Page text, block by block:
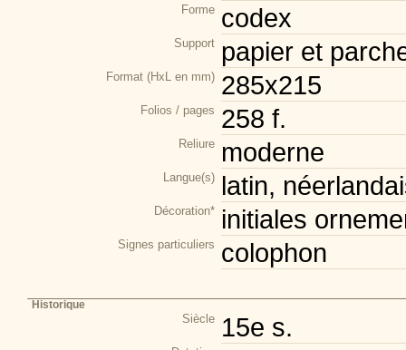
Forme codex
Support papier et
Format (HxL en mm) 285x215
Folios / pages 258 f.
Reliure moderne
Langue(s) latin,
Décoration* initiales
Signes particuliers colophon
Historique
Siècle 15e s.